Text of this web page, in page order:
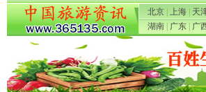
北京 上海 天
湖南
广东 广